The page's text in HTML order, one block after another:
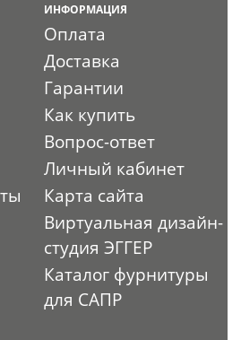
ИНФОРМАЦИЯ
Оплата
Доставка
Гарантии
Как купить
Вопрос-ответ
Личный кабинет
Карта сайта
Виртуальная дизайн-
студия ЭГГЕР
Каталог фурнитуры
для САПР